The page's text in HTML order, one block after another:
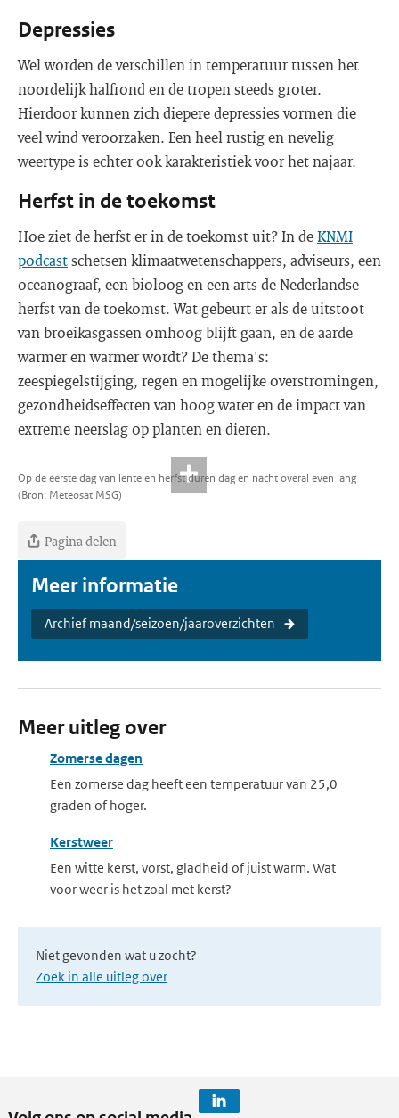
Depressies
Wel worden de verschillen in temperatuur tussen het
noordelijk halfrond en de tropen steeds groter.
Hierdoor kunnen zich diepere depressies vormen die
veel wind veroorzaken. Een heel rustig en nevelig
weertype is echter ook karakteristiek voor het najaar.
Herfst in de toekomst
Hoe ziet de herfst er in de toekomst uit? In deKNMI
podcastschetsen klimaatwetenschappers, adviseurs, een
oceanograaf, een bioloog en een arts de Nederlandse
herfst van de toekomst. Wat gebeurt er als de uitstoot
van broeikasgassen omhoog blijft gaan, en de aarde
warmer en warmer wordt? De thema's:
zeespiegelstijging, regen en mogelijke overstromingen,
gezondheidseffecten van hoog water en de impact van
extreme neerslag op planten en dieren.
Op de eerste dag van lente en herfst duren dag en nacht overal even lang
(Bron: Meteosat MSG)
Pagina delen
Meer informatie
Archief maand/seizoen/jaaroverzichten
Meer uitleg over
Zomerse dagen
Een zomerse dag heeft een temperatuur van 25,0
graden of hoger.
Kerstweer
Een witte kerst, vorst, gladheid of juist warm. Wat
voor weer is het zoal met kerst?
Niet gevonden wat u zocht?
Zoek in alle uitleg over